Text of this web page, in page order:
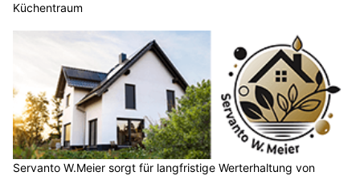
Küchentraum
Servanto W.Meier sorgt für langfristige Werterhaltung von